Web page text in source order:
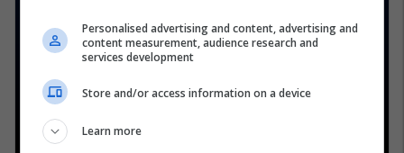
Personalised advertising and content, advertising and
content measurement, audience research and
services development
Store and/or access information on a device
Learn more